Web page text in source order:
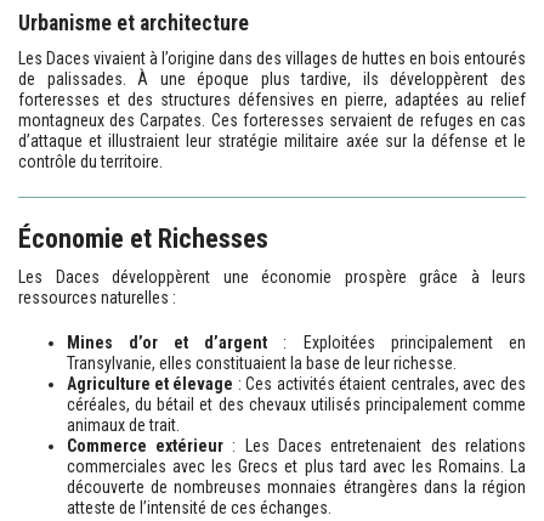
Urbanisme et architecture
Les Daces vivaient à l’origine dans des villages de huttes en bois entourés
de palissades. À une époque plus tardive, ils développèrent des
forteresses et des structures défensives en pierre, adaptées au relief
montagneux des Carpates. Ces forteresses servaient de refuges en cas
d’attaque et illustraient leur stratégie militaire axée sur la défense et le
contrôle du territoire.
Économie et Richesses
Les Daces développèrent une économie prospère grâce à leurs
ressources naturelles :
Mines d’or et d’argent : Exploitées principalement en
Transylvanie, elles constituaient la base de leur richesse.
Agriculture et élevage : Ces activités étaient centrales, avec des
céréales, du bétail et des chevaux utilisés principalement comme
animaux de trait.
Commerce extérieur : Les Daces entretenaient des relations
commerciales avec les Grecs et plus tard avec les Romains. La
découverte de nombreuses monnaies étrangères dans la région
atteste de l’intensité de ces échanges.